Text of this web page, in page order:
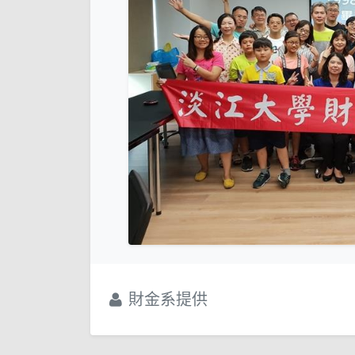
財金系提供